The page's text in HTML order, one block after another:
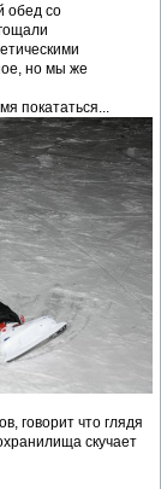
обед со
но мы же
покататься...
говорит что глядя
скучает